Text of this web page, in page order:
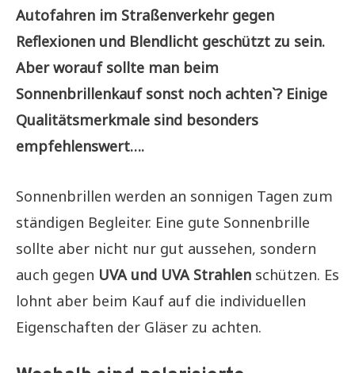
Autofahren im Straßenverkehrgegen
Reflexionen und Blendlicht geschützt zu sein.
Aber worauf sollte man beim
Sonnenbrillenkauf sonst noch achten`? Einige
Qualitätsmerkmale sind besonders
empfehlenswert….
Sonnenbrillen werden an sonnigen Tagen zum
ständigen Begleiter. Eine gute Sonnenbrille
sollte aber nicht nur gut aussehen, sondern
auch gegen UVA und UVA Strahlen schützen. Es
lohnt aber beim Kauf auf die individuellen
Eigenschaften der Gläser zu achten.